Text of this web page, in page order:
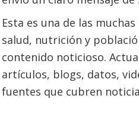
Esta es una de las
salud, nutrición y
contenido noticioso.
artículos, blogs, datos,
fuentes que cubren